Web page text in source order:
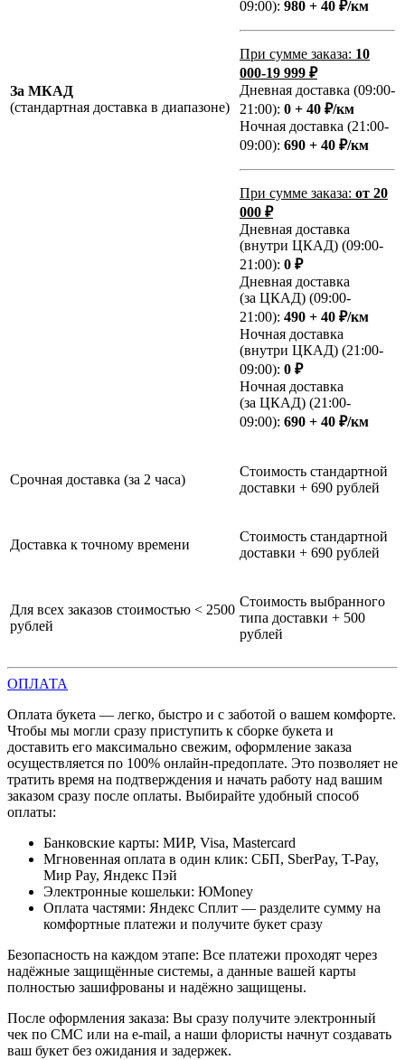
За МКАД
(стандартная доставка в диапазоне)
09:00): 980 + 40 ₽/км
При сумме заказа: 10
000-19 999 ₽
Дневная доставка (09:00-
21:00): 0 + 40 ₽/км
Ночная доставка (21:00-
09:00): 690 + 40 ₽/км
При сумме заказа: от 20
000 ₽
Дневная доставка
(внутри ЦКАД) (09:00-
21:00): 0 ₽
Дневная доставка
(за ЦКАД) (09:00-
21:00): 490 + 40 ₽/км
Ночная доставка
(внутри ЦКАД) (21:00-
09:00): 0 ₽
Ночная доставка
(за ЦКАД) (21:00-
09:00): 690 + 40 ₽/км
Срочная доставка (за 2 часа)
Стоимость стандартной
доставки + 690 рублей
Доставка к точному времени
Стоимость стандартной
доставки + 690 рублей
Для всех заказов стоимостью < 2500
рублей
Стоимость выбранного
типа доставки + 500
рублей
ОПЛАТА
Оплата букета — легко, быстро и с заботой о вашем комфорте.
Чтобы мы могли сразу приступить к сборке букета и
доставить его максимально свежим, оформление заказа
осуществляется по 100% онлайн-предоплате. Это позволяет не
тратить время на подтверждения и начать работу над вашим
заказом сразу после оплаты. Выбирайте удобный способ
оплаты:
Банковские карты: МИР, Visa, Mastercard
Мгновенная оплата в один клик: СБП, SberPay, T-Pay,
Мир Pay, Яндекс Пэй
Электронные кошельки: ЮMoney
Оплата частями: Яндекс Сплит — разделите сумму на
комфортные платежи и получите букет сразу
Безопасность на каждом этапе: Все платежи проходят через
надёжные защищённые системы, а данные вашей карты
полностью зашифрованы и надёжно защищены.
После оформления заказа: Вы сразу получите электронный
чек по СМС или на e-mail, а наши флористы начнут создавать
ваш букет без ожидания и задержек.